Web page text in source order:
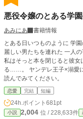
悪役令嬢のとある学
あみにあ
書籍情報
とある日いつものように 学
麗しい男たちを連れた 一人
私はそっと本を閉じると彼女
る……。 ヤンデレ王子×溺愛にホラーを混ぜてみました。 短編ですので気軽に
読んでみてください。
恋愛 完結 短編
24h.ポイント 681pt
小説 2,004 位 / 228,633件